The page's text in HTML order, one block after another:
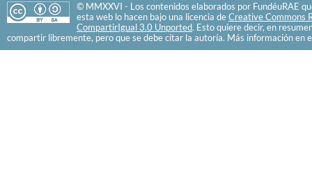
© MMXXVI - Los contenidos elaborados por FundéuRAE
esta web lo hacen bajo una licencia de Creative Commons
CompartirIgual 3.0 Unported. Esto quiere decir, en
compartir libremente, pero que se debe citar la autoría. Más información en